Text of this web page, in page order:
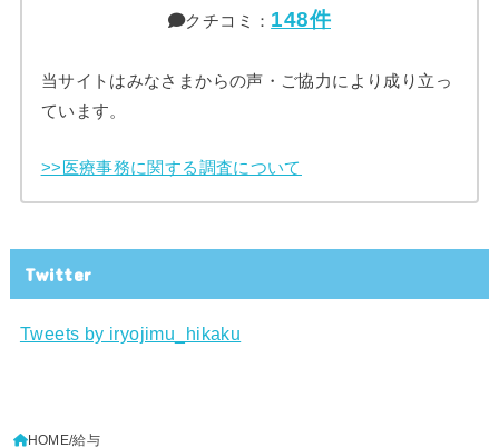
クチコミ： 148件
当サイトはみなさまからの声・ご協力により成り立っ
ています。
>>医療事務に関する調査について
Twitter
Tweets by iryojimu_hikaku
HOME 給与